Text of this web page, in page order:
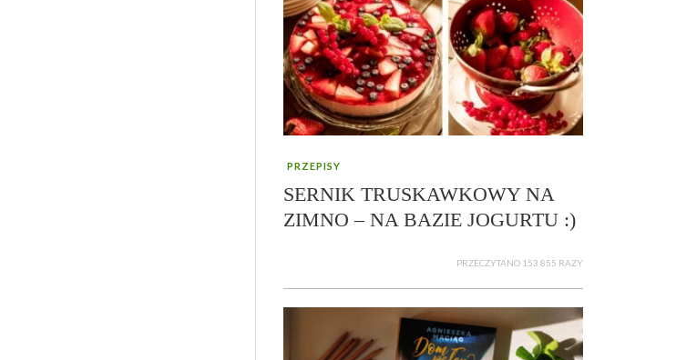
PRZEPISY
SERNIK TRUSKAWKOWY NA
ZIMNO – NA BAZIE JOGURTU :)
PRZECZYTANO 153 855 RAZY